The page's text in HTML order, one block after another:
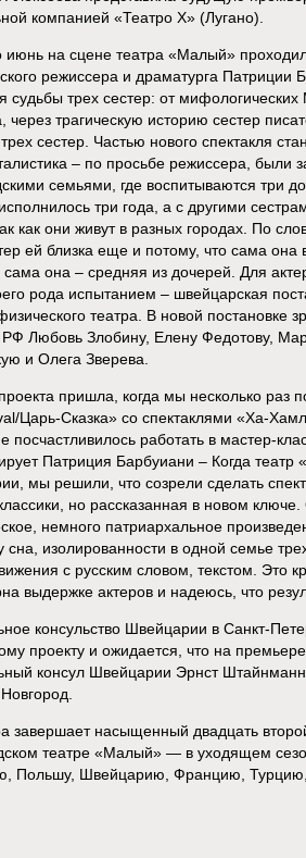
компанией «Театро Х» (Лугано).
на сцене театра «Малый»
режиссера и драматурга Патриции
судьбы трех сестер: от
через трагическую историю сестер
сестер. Частью нового спектакля
– по просьбе режиссера, были
семьями, где воспитываются три
три года, а с другими
как они живут в разных городах. По
ей близка еще и потому, что сама
сама она – средняя из дочерей. Для
рода испытанием – швейцарская
театра. В новой постановке
РФ Любовь Злобину, Елену Федотову,
и Олега Зверева.
пришла, когда мы несколько раз
Царь-Сказка» со спектаклями «Ха-
посчастливилось работать в мастер-
Патриция Барбуиани – Когда
мы решили, что созрели сделать
но рассказанная в новом
немного патриархальное
сна, изолированности в одной семье
с русским словом, текстом. Это
выдержке актеров и надеюсь, что
консульство Швейцарии в Санкт-
проекту и ожидается, что на
консул Швейцарии Эрнст
завершает насыщенный двадцать
театре «Малый» — в уходящем
Польшу, Швейцарию, Францию, Турцию,